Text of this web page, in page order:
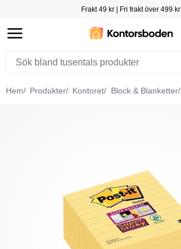
Frakt 49 kr | Fri frakt över 499 kr
Hem Produkter Kontoret Block & Blanketter